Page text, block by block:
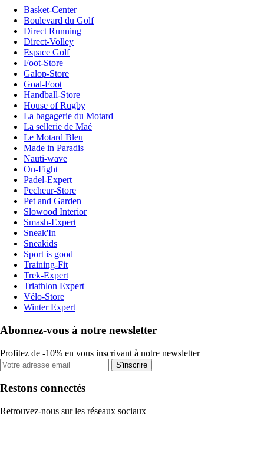
Basket-Center
Boulevard du Golf
Direct Running
Direct-Volley
Espace Golf
Foot-Store
Galop-Store
Goal-Foot
Handball-Store
House of Rugby
La bagagerie du Motard
La sellerie de Maé
Le Motard Bleu
Made in Paradis
Nauti-wave
On-Fight
Padel-Expert
Pecheur-Store
Pet and Garden
Slowood Interior
Smash-Expert
Sneak'In
Sneakids
Sport is good
Training-Fit
Trek-Expert
Triathlon Expert
Vélo-Store
Winter Expert
Abonnez-vous à notre newsletter
Profitez de -10% en vous inscrivant à notre newsletter
S'inscrire
Restons connectés
Retrouvez-nous sur les réseaux sociaux